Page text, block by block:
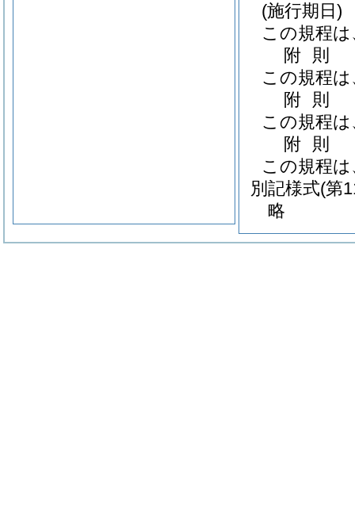
(施行期日)
この規程
附 則
この規程
附 則
この規程
附 則
この規程
別記様式(第
略